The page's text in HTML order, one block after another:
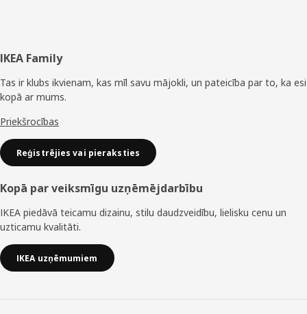
Kājene
IKEA Family
Tas ir klubs ikvienam, kas mīl savu mājokli, un pateicība par to, ka esi
kopā ar mums.
Priekšrocības
Reģistrējies vai pieraksties
Kopā par veiksmīgu uzņēmējdarbību
IKEA piedāvā teicamu dizainu, stilu daudzveidību, lielisku cenu un
uzticamu kvalitāti.
IKEA uzņēmumiem